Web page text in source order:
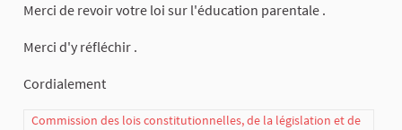
Merci de revoir votre loi sur l'éducation parentale .
Merci d'y réfléchir .
Cordialement
Commission des lois constitutionnelles, de la législation et de